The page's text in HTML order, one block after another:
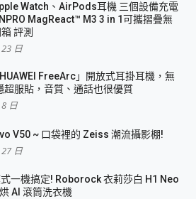
Watch、AirPods耳機 三個設備充電
MagReact™ M3 3 in 1可攜摺疊無
評測
日
FreeArc」開放式耳掛耳機，無
超服貼，音質、通話也很優質
日
V50 ~ 口袋裡的 Zeiss 潮流攝影棚!
日
一機搞定! Roborock 衣莉莎白 H1 Neo
AI 滾筒洗衣機